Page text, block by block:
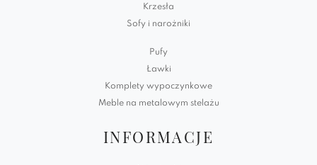
Krzesła
Sofy i narożniki
Pufy
Ławki
Komplety wypoczynkowe
Meble na metalowym stelażu
INFORMACJE